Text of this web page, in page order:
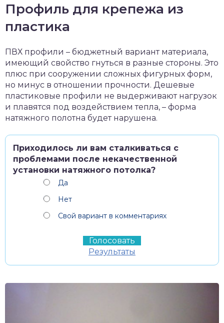
Профиль для крепежа из
пластика
ПВХ профили – бюджетный вариант материала,
имеющий свойство гнуться в разные стороны. Это
плюс при сооружении сложных фигурных форм,
но минус в отношении прочности. Дешевые
пластиковые профили не выдерживают нагрузок
и плавятся под воздействием тепла, – форма
натяжного полотна будет нарушена.
Приходилось ли вам сталкиваться с
проблемами после некачественной
установки натяжного потолка?
Да
Нет
Свой вариант в комментариях
Результаты